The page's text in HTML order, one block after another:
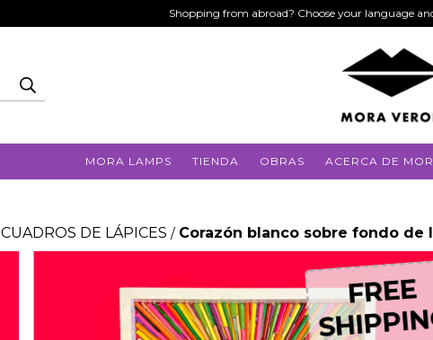
Shopping from abroad? Choose your language
MORA LAMPS TIENDA OBRAS ACERCA DE
CUADROS DE LÁPICES / Corazón blanco sobre fondo de
FREE
FREE